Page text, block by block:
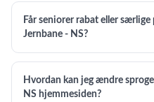
Får seniorer rabat eller
Jernbane - NS?
Hvordan kan jeg ændre
NS hjemmesiden?